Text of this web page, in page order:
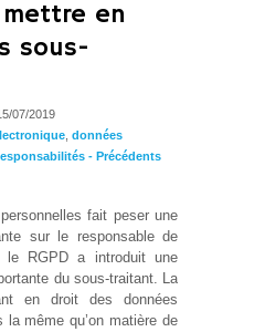
en
sous-
07/2019
données
- Précédents
fait peser une
sur le responsable de
le RGPD a introduit une
du sous-traitant. La
en droit des données
la même qu’on matière de